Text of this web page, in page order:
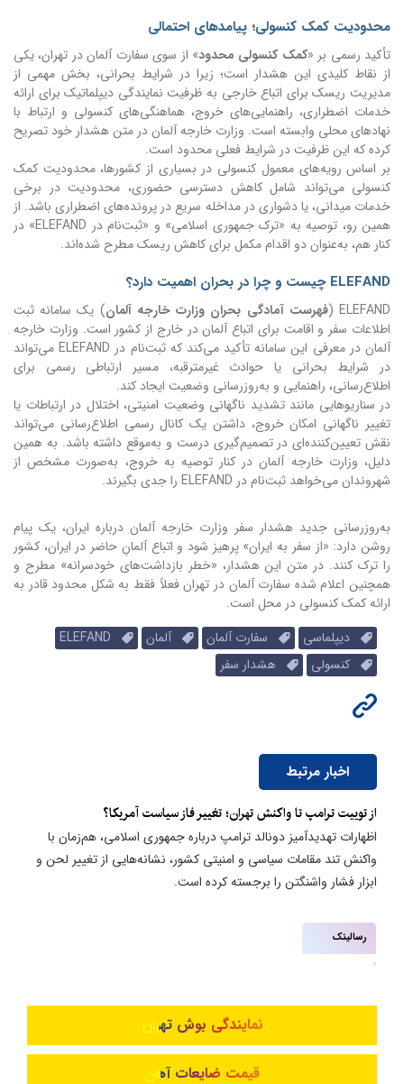
محدودیت کمک کنسولی؛ پیامدهای احتمالی
تأکید رسمی بر «کمک کنسولی محدود» از سوی سفارت آلمان در تهران، یکی
از نقاط کلیدی این هشدار است؛ زیرا در شرایط بحرانی، بخش مهمی از
مدیریت ریسک برای اتباع خارجی به ظرفیت نمایندگی دیپلماتیک برای ارائه
خدمات اضطراری، راهنمایی‌های خروج، هماهنگی‌های کنسولی و ارتباط با
نهادهای محلی وابسته است. وزارت خارجه آلمان در متن هشدار خود تصریح
کرده که این ظرفیت در شرایط فعلی محدود است.
بر اساس رویه‌های معمول کنسولی در بسیاری از کشورها، محدودیت کمک
کنسولی می‌تواند شامل کاهش دسترسی حضوری، محدودیت در برخی
خدمات میدانی، یا دشواری در مداخله سریع در پرونده‌های اضطراری باشد. از
همین رو، توصیه به «ترکجمهوری اسلامی
» و «ثبت‌نام در ELEFAND» در
کنار هم، به‌عنوان دو اقدام مکمل برای کاهش ریسک مطرح شده‌اند.
ELEFAND چیست و چرا در بحران اهمیت دارد؟
ELEFAND ( فهرست آمادگی بحران وزارت خارجه آلمان) یک سامانه ثبت
اطلاعات سفر و اقامت برای اتباع آلمان در خارج از کشور است. وزارت خارجه
آلمان در معرفی این سامانه تأکید می‌کند که ثبت‌نام در ELEFAND می‌تواند
در شرایط بحرانی یا حوادث غیرمترقبه، مسیر ارتباطی رسمی برای
اطلاع‌رسانی، راهنمایی و به‌روزرسانی وضعیت ایجاد کند.
در سناریوهایی مانند تشدید ناگهانی وضعیت امنیتی، اختلال در ارتباطات یا
تغییر ناگهانی امکان خروج، داشتن یک کانال رسمی اطلاع‌رسانی می‌تواند
نقش تعیین‌کننده‌ای در تصمیم‌گیری درست و به‌موقع داشته باشد. به همین
دلیل، وزارت خارجه آلمان در کنار توصیه به خروج، به‌صورت مشخص از
شهروندان می‌خواهد ثبت‌نام در ELEFAND را جدی بگیرند.
به‌روزرسانی جدید هشدار سفر وزارت خارجه آلمان درباره ایران، یک پیام
روشن دارد: «از سفر به ایران» پرهیز شود و اتباع آلمانِ حاضر در ایران، کشور
را ترک کنند. در متن این هشدار، «خطر بازداشت‌های خودسرانه» مطرح و
همچنین اعلام شده سفارت آلمان در تهران فعلاً فقط به شکل محدود قادر به
ارائه کمک کنسولی در محل است.
دیپلماسی
سفارت آلمان آلمان
کنسولی
هشدار سفر
اخبار مرتبط
از توییت ترامپ تا واکنش تهران؛ تغییر فاز سیاست آمریکا؟
اظهارات تهدیدآمیز دونالد ترامپ درباره جمهوری اسلامی، هم‌زمان با
واکنش تند مقامات سیاسی و امنیتی کشور، نشانه‌هایی از تغییر لحن و
ابزار فشار واشنگتن را برجسته کرده است.
رسالینک
نمایندگی بوش تهران
قیمت ضایعات آهن